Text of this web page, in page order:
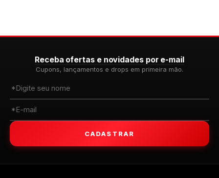
Receba ofertas e novidades por e-mail
Cupons, lançamentos e drops em primeira mão.
CADASTRAR